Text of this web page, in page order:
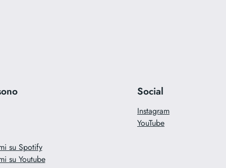
su Spotify
su Youtube
Social
Instagram
YouTube